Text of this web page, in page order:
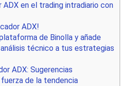
ADX en el trading intradiario con
ADX!
de Binolla y añade
técnico a tus estrategias
ADX: Sugerencias
de la tendencia